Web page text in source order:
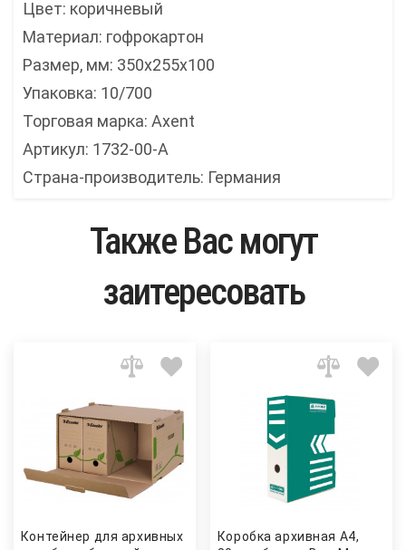
Цвет: коричневый
Материал: гофрокартон
Размер, мм: 350x255x100
Упаковка: 10/700
Торговая марка: Axent
Артикул: 1732-00-А
Страна-производитель: Германия
Также Вас могут
заитересовать
Контейнер для архивных
Коробка архивная А4,